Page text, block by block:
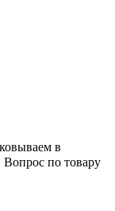
в
Вопрос по товару